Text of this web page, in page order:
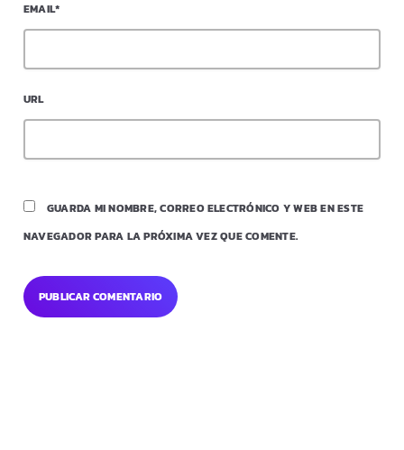
EMAIL*
URL
GUARDA MI NOMBRE, CORREO ELECTRÓNICO Y WEB EN ESTE
NAVEGADOR PARA LA PRÓXIMA VEZ QUE COMENTE.